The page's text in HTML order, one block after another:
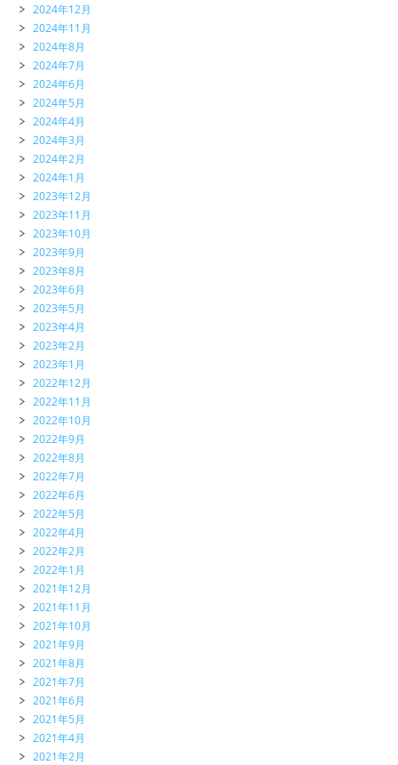
2024年12月
2024年11月
2024年8月
2024年7月
2024年6月
2024年5月
2024年4月
2024年3月
2024年2月
2024年1月
2023年12月
2023年11月
2023年10月
2023年9月
2023年8月
2023年6月
2023年5月
2023年4月
2023年2月
2023年1月
2022年12月
2022年11月
2022年10月
2022年9月
2022年8月
2022年7月
2022年6月
2022年5月
2022年4月
2022年2月
2022年1月
2021年12月
2021年11月
2021年10月
2021年9月
2021年8月
2021年7月
2021年6月
2021年5月
2021年4月
2021年2月